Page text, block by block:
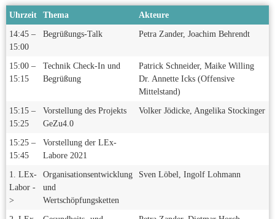
Uhrzeit Thema
Akteure
14:45 –
15:00
Begrüßungs-Talk Petra Zander, Joachim Behrendt
15:00 –
15:15
Technik Check-In und
Begrüßung
Patrick Schneider, Maike Willing
Dr. Annette Icks (Offensive
Mittelstand)
15:15 –
15:25
Vorstellung des Projekts
GeZu4.0
Volker Jödicke, Angelika Stockinger
15:25 –
15:45
Vorstellung der LEx-
Labore 2021
1. LEx-
Labor -
>
Organisationsentwicklung
und
Wertschöpfungsketten
Sven Löbel, Ingolf Lohmann